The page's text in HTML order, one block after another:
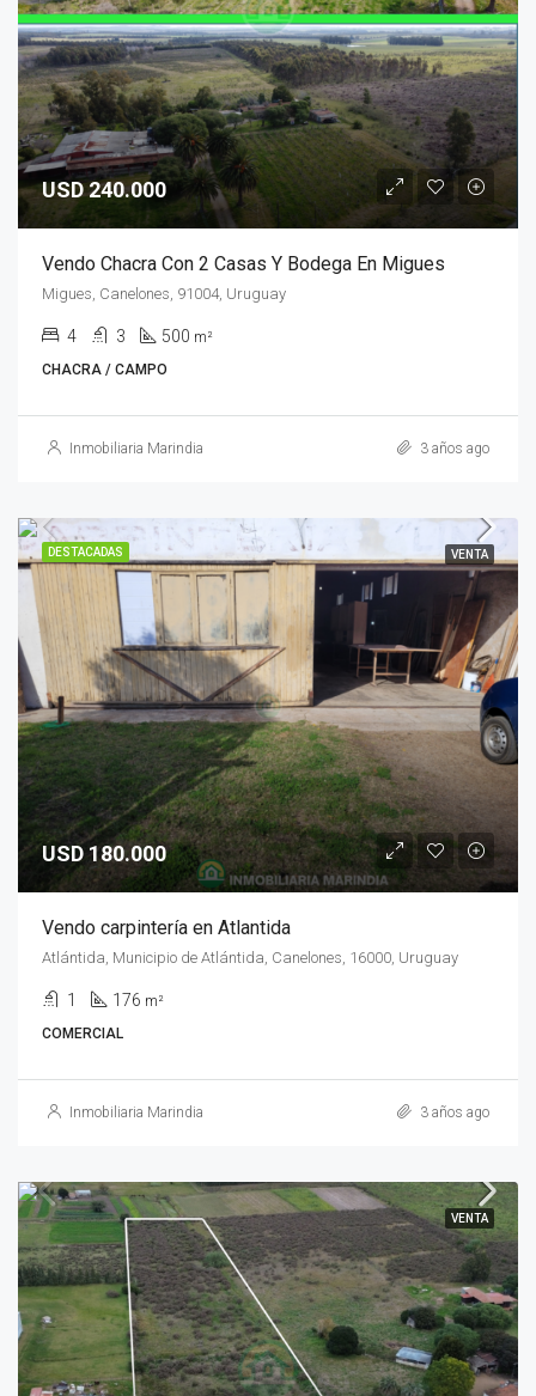
USD 240.000
Vendo Chacra Con 2 Casas Y Bodega En Migues
Migues, Canelones, 91004, Uruguay
4 3 500 m²
CHACRA / CAMPO
Inmobiliaria Marindia 3 años ago
DESTACADAS VENTA
USD 180.000
Vendo carpintería en Atlantida
Atlántida, Municipio de Atlántida, Canelones, 16000, Uruguay
1 176 m²
COMERCIAL
Inmobiliaria Marindia 3 años ago
VENTA